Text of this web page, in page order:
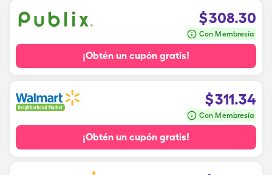
$308.30
Con Membresía
¡Obtén un cupón gratis!
$311.34
Con Membresía
¡Obtén un cupón gratis!